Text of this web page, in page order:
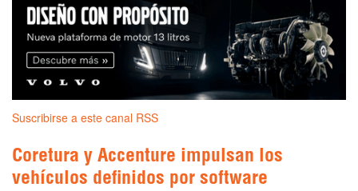
Suscribirse a este canal RSS
Coretura y Accenture impulsan los
vehículos definidos por software